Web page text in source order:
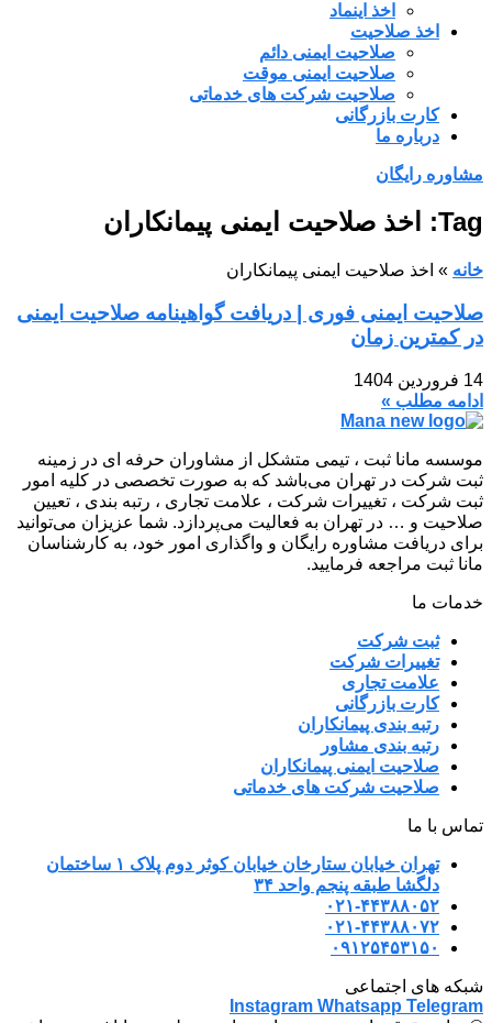
اخذ اینماد
اخذ صلاحیت
صلاحیت ایمنی دائم
صلاحیت ایمنی موقت
صلاحیت شرکت های خدماتی
کارت بازرگانی
درباره ما
مشاوره رایگان
Tag: اخذ صلاحیت ایمنی پیمانکاران
خانه » اخذ صلاحیت ایمنی پیمانکاران
صلاحیت ایمنی فوری | دریافت گواهینامه صلاحیت ایمنی
در کمترین زمان
14 فروردین 1404
ادامه مطلب »
موسسه مانا ثبت ، تیمی متشکل از مشاوران حرفه ای در زمینه
ثبت شرکت در تهران می‌باشد که به صورت تخصصی در کلیه امور
ثبت شرکت ، تغییرات شرکت ، علامت تجاری ، رتبه بندی ، تعیین
صلاحیت و … در تهران به فعالیت می‌پردازد. شما عزیزان می‌توانید
برای دریافت مشاوره رایگان و واگذاری امور خود، به کارشناسان
مانا ثبت مراجعه فرمایید.
خدمات ما
ثبت شرکت
تغییرات شرکت
علامت تجاری
کارت بازرگانی
رتبه بندی پیمانکاران
رتبه بندی مشاور
صلاحیت ایمنی پیمانکاران
صلاحیت شرکت های خدماتی
تماس با ما
تهران خیابان ستارخان خیابان کوثر دوم پلاک ۱ ساختمان
دلگشا طبقه پنجم واحد ۳۴
۰۲۱-۴۴۳۸۸۰۵۲
۰۲۱-۴۴۳۸۸۰۷۲
۰۹۱۲۵۴۵۳۱۵۰
شبکه های اجتماعی
Instagram Whatsapp Telegram